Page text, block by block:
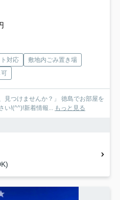
対応
敷地内ごみ置き場
見つけませんか？」 徳島でお部屋を
い!(^^)!新着情報...
もっと見る